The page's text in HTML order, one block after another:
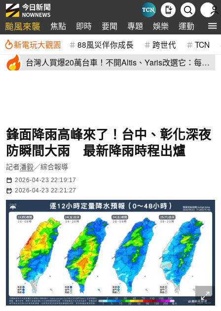
颱風來襲 焦點 即時 要聞 專題 娛樂 運動 全球
新電玩大觀園 88風災伴你成長 跨世代 TCN
台灣人買爆20萬台車！不開Altis、Yaris改選它：每輛
鋒面降雨高峰來了！台中、彰化深夜
防瞬間大雨 最新降雨時程出爐
記者潘毅／綜合報導
2026-04-23 22:19:17
2026-04-23 22:21:27